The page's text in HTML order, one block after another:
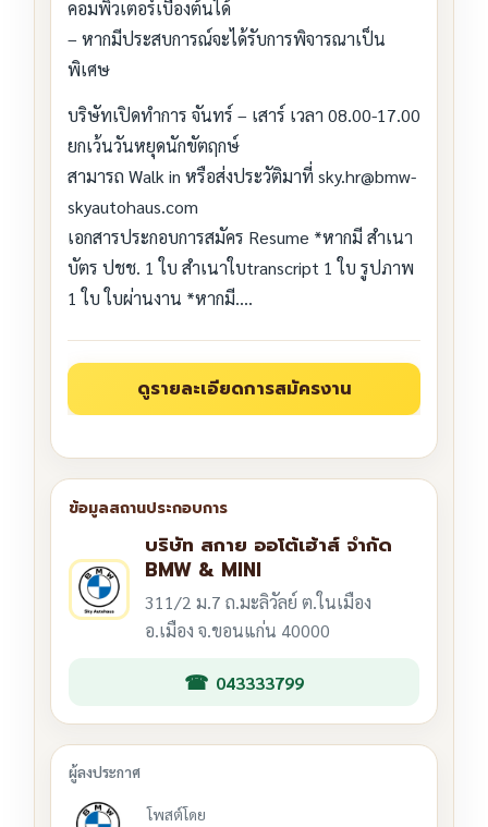
คอมพิวเตอร์เบื้องต้นได้
– หากมีประสบการณ์จะได้รับการพิจารณาเป็น
พิเศษ
บริษัทเปิดทำการ จันทร์ – เสาร์ เวลา 08.00-17.00
ยกเว้นวันหยุดนักขัตฤกษ์
สามารถ Walk in หรือส่งประวัติมาที่ sky.hr@bmw-
skyautohaus.com
เอกสารประกอบการสมัคร Resume *หากมี สำเนา
บัตร ปชช. 1 ใบ สำเนาใบtranscript 1 ใบ รูปภาพ
1 ใบ ใบผ่านงาน *หากมี….
บริษัท สกาย ออโต้เฮ้าส์ จำกัด
BMW & MINI
311/2 ม.7 ถ.มะลิวัลย์ ต.ในเมือง
อ.เมือง จ.ขอนแก่น 40000
043333799
โพสต์โดย